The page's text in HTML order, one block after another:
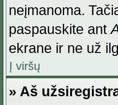
neįmanoma.
paspauskite ant
ekrane ir ne už
Į viršų
» Aš